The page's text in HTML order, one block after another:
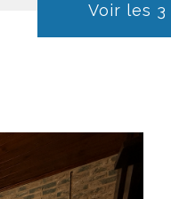
Voir les 3